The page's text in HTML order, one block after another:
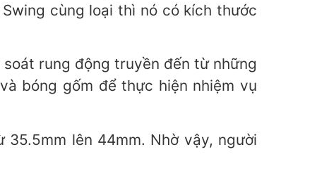
cùng loại thì nó có kích thước
rung động truyền đến từ những
bóng gốm để thực hiện nhiệm vụ
lên 44mm. Nhờ vậy, người